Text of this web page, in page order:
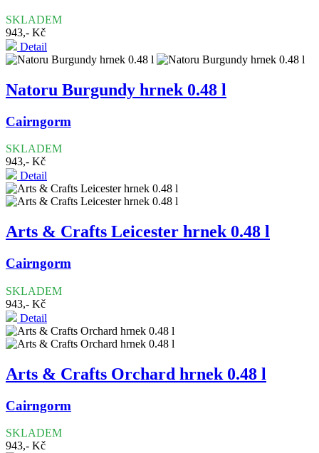
SKLADEM
943,- Kč
Detail
Natoru Burgundy hrnek 0.48 l
Cairngorm
SKLADEM
943,- Kč
Detail
Arts & Crafts Leicester hrnek 0.48 l
Cairngorm
SKLADEM
943,- Kč
Detail
Arts & Crafts Orchard hrnek 0.48 l
Cairngorm
SKLADEM
943,- Kč